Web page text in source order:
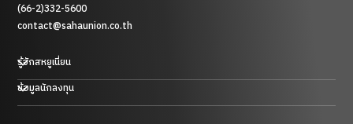
(66-2)332-5600
contact@sahaunion.co.th
รู้จักสหยูเนี่ยน
ข้อมูลนักลงทุน